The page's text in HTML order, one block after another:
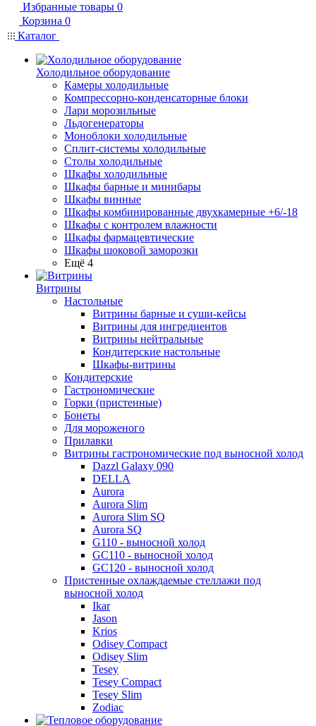
Избранные товары 0
Корзина 0
Каталог
Холодильное оборудование
Камеры холодильные
Компрессорно-конденсаторные блоки
Лари морозильные
Льдогенераторы
Моноблоки холодильные
Сплит-системы холодильные
Столы холодильные
Шкафы холодильные
Шкафы барные и минибары
Шкафы винные
Шкафы комбинированные двухкамерные +6/-18
Шкафы с контролем влажности
Шкафы фармацевтические
Шкафы шоковой заморозки
Ещё 4
Витрины
Настольные
Витрины барные и суши-кейсы
Витрины для ингредиентов
Витрины нейтральные
Кондитерские настольные
Шкафы-витрины
Кондитерские
Гастрономические
Горки (пристенные)
Бонеты
Для мороженого
Прилавки
Витрины гастрономические под выносной холод
Dazzl Galaxy 090
DELLA
Aurora
Aurora Slim
Aurora Slim SQ
Aurora SQ
G110 - выносной холод
GC110 - выносной холод
GC120 - выносной холод
Пристенные охлаждаемые стеллажи под
выносной холод
Ikar
Jason
Krios
Odisey Compact
Odisey Slim
Tesey
Tesey Compact
Tesey Slim
Zodiac